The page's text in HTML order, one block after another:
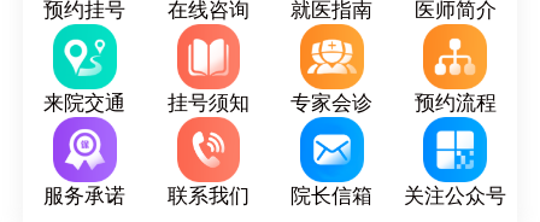
预约挂号 在线咨询 就医指南 医师简介
来院交通 挂号须知 专家会诊 预约流程
服务承诺 联系我们 院长信箱 关注公众号